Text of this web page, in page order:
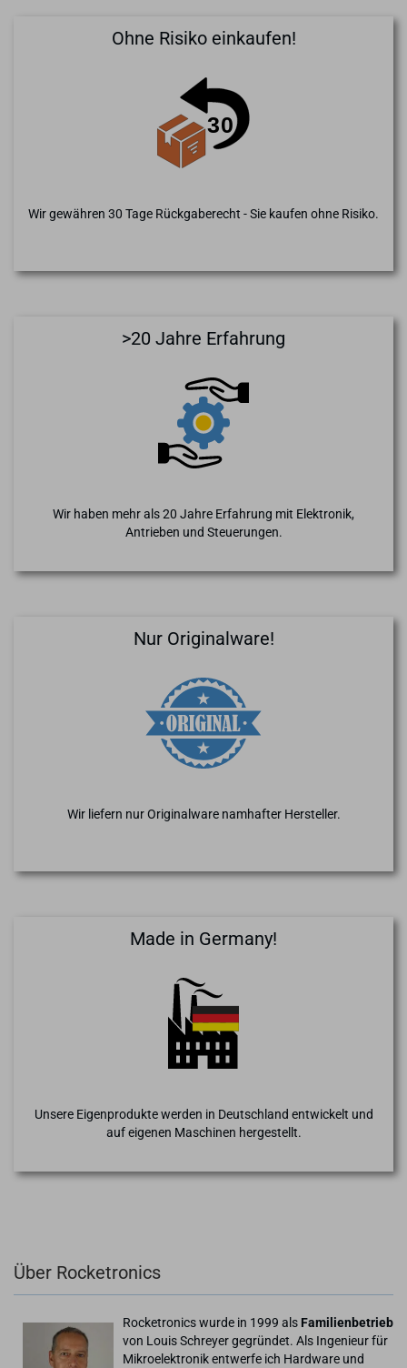
Ohne Risiko einkaufen!
Wir gewähren 30 Tage Rückgaberecht - Sie kaufen ohne Risiko.
>20 Jahre Erfahrung
Wir haben mehr als 20 Jahre Erfahrung mit Elektronik,
Antrieben und Steuerungen.
Nur Originalware!
Wir liefern nur Originalware namhafter Hersteller.
Made in Germany!
Unsere Eigenprodukte werden in Deutschland entwickelt und
auf eigenen Maschinen hergestellt.
Über Rocketronics
Rocketronics wurde in 1999 als Familienbetrieb
von Louis Schreyer gegründet. Als Ingenieur für
Mikroelektronik entwerfe ich Hardware und